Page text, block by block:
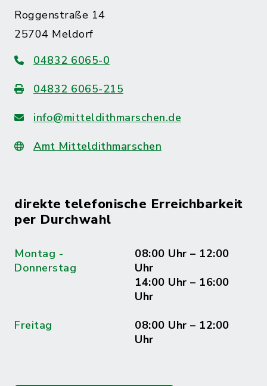
Roggenstraße 14
25704 Meldorf
04832 6065-0
04832 6065-215
info@mitteldithmarschen.de
Amt Mitteldithmarschen
direkte telefonische Erreichbarkeit
per Durchwahl
Montag -
Donnerstag
08:00 Uhr – 12:00
Uhr
14:00 Uhr – 16:00
Uhr
Freitag
08:00 Uhr – 12:00
Uhr